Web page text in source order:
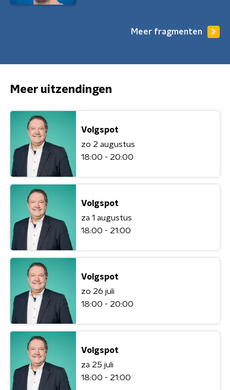
Meer fragmenten
Meer uitzendingen
Volgspot
zo 2 augustus
18:00 - 20:00
Volgspot
za 1 augustus
18:00 - 21:00
Volgspot
zo 26 juli
18:00 - 20:00
Volgspot
za 25 juli
18:00 - 21:00